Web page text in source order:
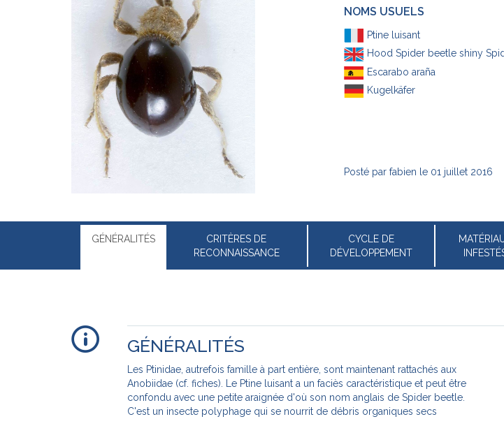
NOMS USUELS
Ptine luisant
Hood Spider beetle shiny
Escarabo araña
Kugelkäfer
Posté par fabien le 01 juillet 2016
GÉNÉRALITÉS
CRITÈRES DE
RECONNAISSANCE
CYCLE DE
DÉVELOPPEMENT
GÉNÉRALITÉS
Les Ptinidae, autrefois famille à part entière, sont maintenant rattachés aux
Anobiidae (cf. fiches). Le Ptine luisant a un faciès caractéristique et peut être
confondu avec une petite araignée d'où son nom anglais de Spider beetle.
C'est un insecte polyphage qui se nourrit de débris organiques secs
d'origine animale ou végétale. Discret, c'est un hôte habituel des musées,
entrepôts, habitations, bibliothèques, caves, greniers... où il peut occasionner